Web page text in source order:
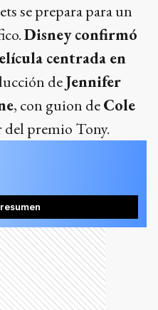
se prepara para un
Disney confirmó
centrada en
deJennifer
, con guion deCole
del premio Tony.